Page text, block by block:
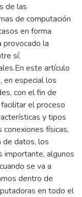
de las
de com­putación
en forma
provocado la
sí,
este artículo
en especial los
con el fin de
el proceso
y tipos
físicas,
de datos, los
impor­tante, algunos
se va a
dentro de
en todo el